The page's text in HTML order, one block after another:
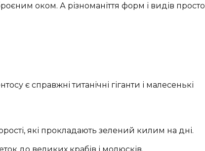
оком. А різноманіття форм і видів просто
є справжні титанічні гіганти і малесенькі
які прокладають зелений килим на дні.